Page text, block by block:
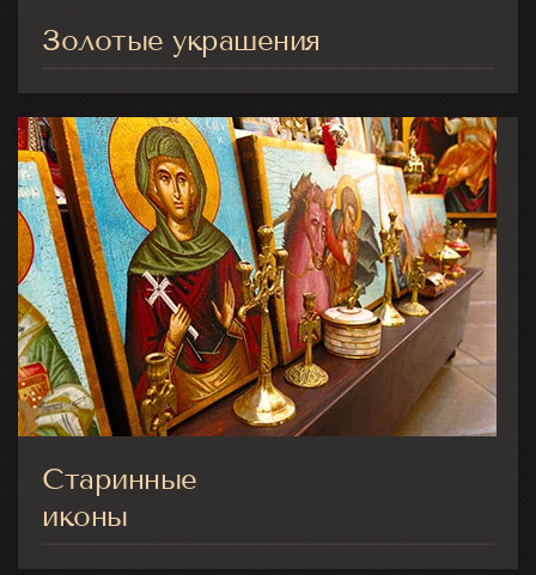
Золотые украшения
Старинные
иконы